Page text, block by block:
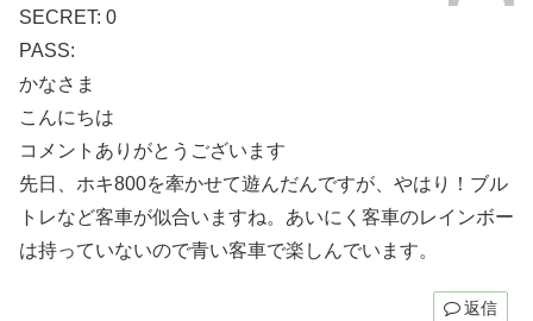
SECRET: 0
PASS:
かなさま
こんにちは
コメントありがとうございます
先日、ホキ800を牽かせて遊んだんですが、やはり！ブル
トレなど客車が似合いますね。あいにく客車のレインボー
は持っていないので青い客車で楽しんでいます。
返信